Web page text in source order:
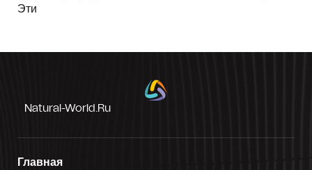
Эти
Natural-World.ru
Главная